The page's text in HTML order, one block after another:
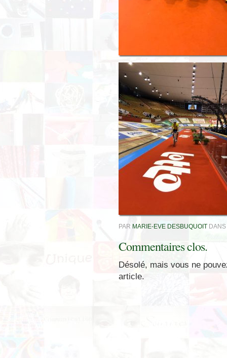
PAR MARIE-EVE DESBUQUOITDANS
Commentaires clos.
Désolé, mais vous ne
article.